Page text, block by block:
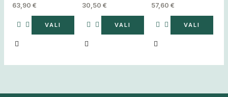
63,90€
VALI
30,50 €
VALI
57,60€
VALI